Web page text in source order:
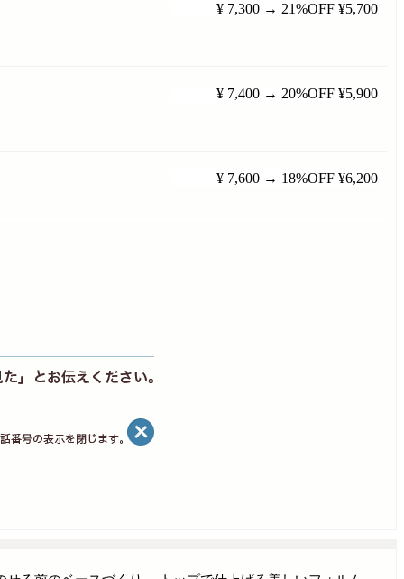
¥ 7,300 → 21%OFF ¥5,700
¥ 7,400 → 20%OFF ¥5,900
¥ 7,600 → 18%OFF ¥6,200